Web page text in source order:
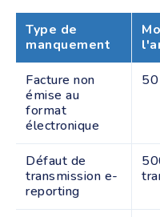
Type de
manquement
Facture non
émise au
format
électronique
Défaut de
transmission e-
reporting